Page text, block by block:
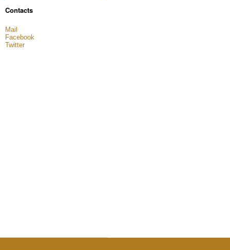
Contacts
Mail
Facebook
Twitter